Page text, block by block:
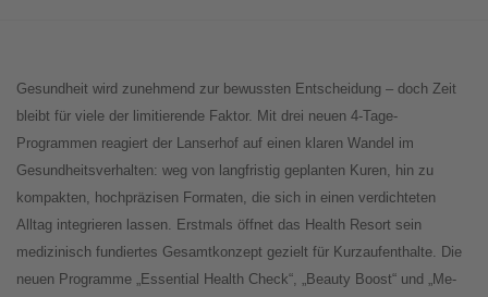
Gesundheit wird zunehmend zur bewussten Entscheidung – doch Zeit
bleibt für viele der limitierende Faktor. Mit drei neuen 4-Tage-
Programmen reagiert der Lanserhof auf einen klaren Wandel im
Gesundheitsverhalten: weg von langfristig geplanten Kuren, hin zu
kompakten, hochpräzisen Formaten, die sich in einen verdichteten
Alltag integrieren lassen. Erstmals öffnet das Health Resort sein
medizinisch fundiertes Gesamtkonzept gezielt für Kurzaufenthalte. Die
neuen Programme „Essential Health Check“, „Beauty Boost“ und „Me-